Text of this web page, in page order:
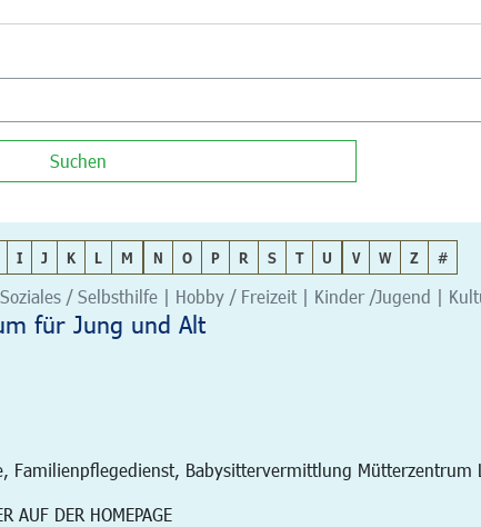
Suchen
I J K L M N O P R S T U V W Z #
/ Selbsthilfe | Hobby / Freizeit | Kinder /Jugend |
für Jung und Alt
Familienpflegedienst, Babysittervermittlung Mütterzentrum
AUF DER HOMEPAGE